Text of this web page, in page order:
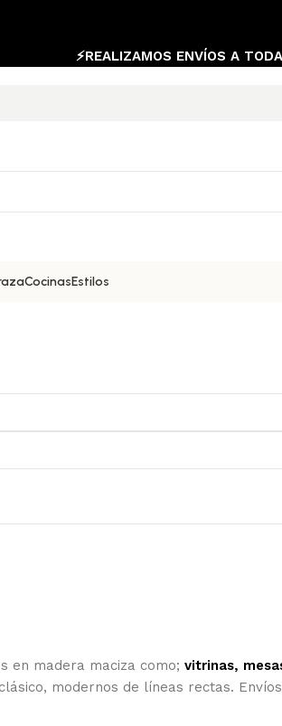
⚡REALIZAMOS ENVÍOS A
CocinasEstilos
en madera maciza como; vitrinas,
modernos de líneas rectas.